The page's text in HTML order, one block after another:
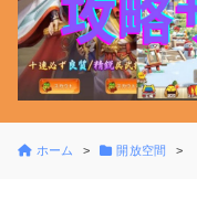
ホーム 開放空間